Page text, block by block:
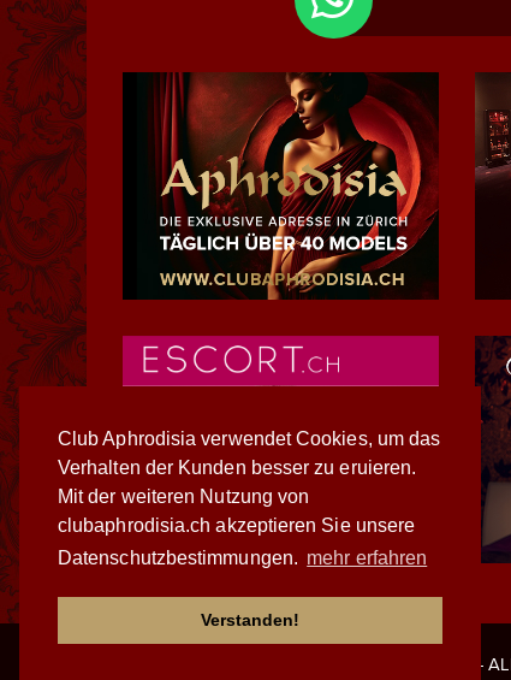
Club Aphrodisia verwendet Cookies, um das
Verhalten der Kunden besser zu eruieren.
Mit der weiteren Nutzung von
clubaphrodisia.ch akzeptieren Sie unsere
Datenschutzbestimmungen. mehr erfahren
Verstanden!
-